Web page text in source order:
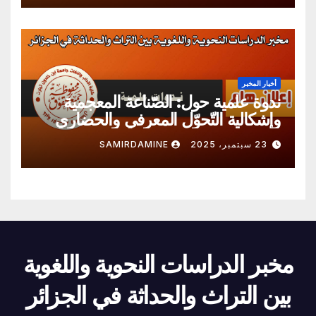
أخبار المخبر
ندوة علمية حول: الصّناعة المعجمية
وإشكالية التّحوّل المعرفي والحضاري
23 سبتمبر، 2025 SAMIRDAMINE
مخبر الدراسات النحوية واللغوية
بين التراث والحداثة في الجزائر